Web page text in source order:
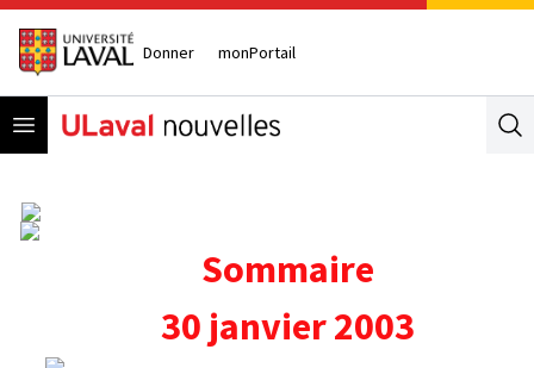
Donner monPortail
Open menu
Sommaire
30 janvier 2003